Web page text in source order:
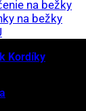
na bežky
na bežky
Kordíky